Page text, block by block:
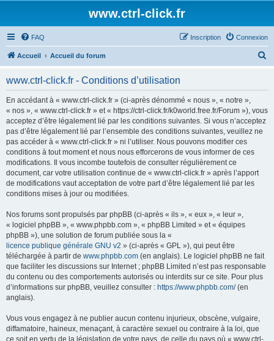
www.ctrl-click.fr
FAQ Connexion
Inscription
Accueil Accueil du forum
e
www.ctrl-click.fr - Conditions d’utilisation
En accédant à « www.ctrl-click.fr » (ci-après dénommé « nous », « notre »,
« nos », « www.ctrl-click.fr » et « https://ctrl-click.fr/k0world.free.fr/Forum »), vous
acceptez d’être légalement lié par les conditions suivantes. Si vous n’acceptez
pas d’être légalement lié par l’ensemble des conditions suivantes, veuillez ne
pas accéder à « www.ctrl-click.fr » ni l’utiliser. Nous pouvons modifier ces
conditions à tout moment et nous nous efforcerons de vous informer de ces
modifications. Il vous incombe toutefois de consulter régulièrement ce
document, car votre utilisation continue de « www.ctrl-click.fr » après l’apport
de modifications vaut acceptation de votre part d’être légalement lié par les
conditions mises à jour ou modifiées.
Nos forums sont propulsés par phpBB (ci-après « ils », « eux », « leur »,
« logiciel phpBB », « www.phpbb.com », « phpBB Limited » et « équipes
phpBB »), une solution de forum publiée sous la «
licence publique générale GNU v2 » (ci-après « GPL »), qui peut être
téléchargée à partir de www.phpbb.com (en anglais). Le logiciel phpBB ne fait
que faciliter les discussions sur Internet ; phpBB Limited n’est pas responsable
du contenu ou des comportements autorisés ou interdits sur ce site. Pour plus
d’informations sur phpBB, veuillez consulter : https://www.phpbb.com/(en
anglais).
Vous vous engagez à ne publier aucun contenu injurieux, obscène, vulgaire,
diffamatoire, haineux, menaçant, à caractère sexuel ou contraire à la loi, que
ce soit en vertu de la législation de votre pays, de celle du pays où « www.ctrl-